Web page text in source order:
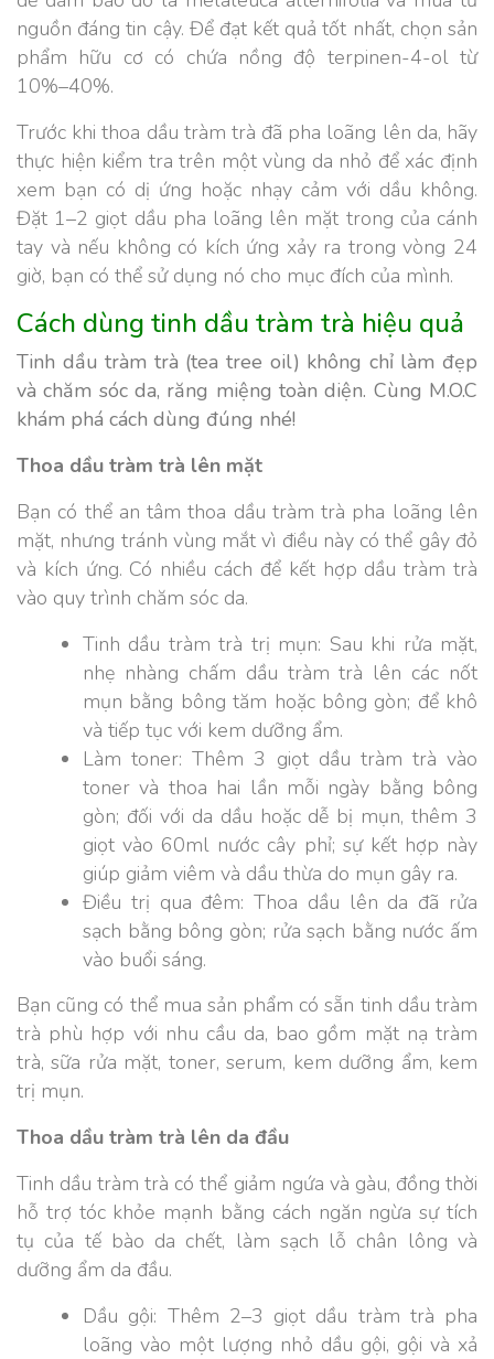
nguồn đáng tin cậy. Để đạt kết quả tốt nhất, chọn sản
phẩm hữu cơ có chứa nồng độ terpinen-4-ol từ
10%–40%.
Trước khi thoa dầu tràm trà đã pha loãng lên da, hãy
thực hiện kiểm tra trên một vùng da nhỏ để xác định
xem bạn có dị ứng hoặc nhạy cảm với dầu không.
Đặt 1–2 giọt dầu pha loãng lên mặt trong của cánh
tay và nếu không có kích ứng xảy ra trong vòng 24
giờ, bạn có thể sử dụng nó cho mục đích của mình.
Cách dùng tinh dầu tràm trà hiệu quả
Tinh dầu tràm trà (tea tree oil) không chỉ làm đẹp
và chăm sóc da, răng miệng toàn diện. Cùng M.O.C
khám phá cách dùng đúng nhé!
Thoa dầu tràm trà lên mặt
Bạn có thể an tâm thoa dầu tràm trà pha loãng lên
mặt, nhưng tránh vùng mắt vì điều này có thể gây đỏ
và kích ứng. Có nhiều cách để kết hợp dầu tràm trà
vào quy trình chăm sóc da.
Tinh dầu tràm trà trị mụn: Sau khi rửa mặt,
nhẹ nhàng chấm dầu tràm trà lên các nốt
mụn bằng bông tăm hoặc bông gòn; để khô
và tiếp tục với kem dưỡng ẩm.
Làm toner: Thêm 3 giọt dầu tràm trà vào
toner và thoa hai lần mỗi ngày bằng bông
gòn; đối với da dầu hoặc dễ bị mụn, thêm 3
giọt vào 60ml nước cây phỉ; sự kết hợp này
giúp giảm viêm và dầu thừa do mụn gây ra.
Điều trị qua đêm: Thoa dầu lên da đã rửa
sạch bằng bông gòn; rửa sạch bằng nước ấm
vào buổi sáng.
Bạn cũng có thể mua sản phẩm có sẵn tinh dầu tràm
trà phù hợp với nhu cầu da, bao gồm mặt nạ tràm
trà, sữa rửa mặt, toner, serum, kem dưỡng ẩm, kem
trị mụn.
Thoa dầu tràm trà lên da đầu
Tinh dầu tràm trà có thể giảm ngứa và gàu, đồng thời
hỗ trợ tóc khỏe mạnh bằng cách ngăn ngừa sự tích
tụ của tế bào da chết, làm sạch lỗ chân lông và
dưỡng ẩm da đầu.
Dầu gội: Thêm 2–3 giọt dầu tràm trà pha
loãng vào một lượng nhỏ dầu gội, gội và xả